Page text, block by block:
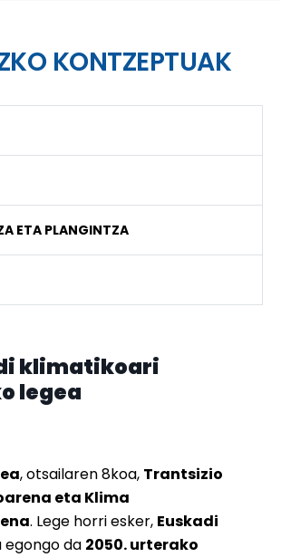
KONTZEPTUAK
ETA PLANGINTZA
klimatikoari
legea
, otsailaren 8koa, Trantsizio
eta Klima
. Lege horri esker, Euskadi
da 2050. urterako